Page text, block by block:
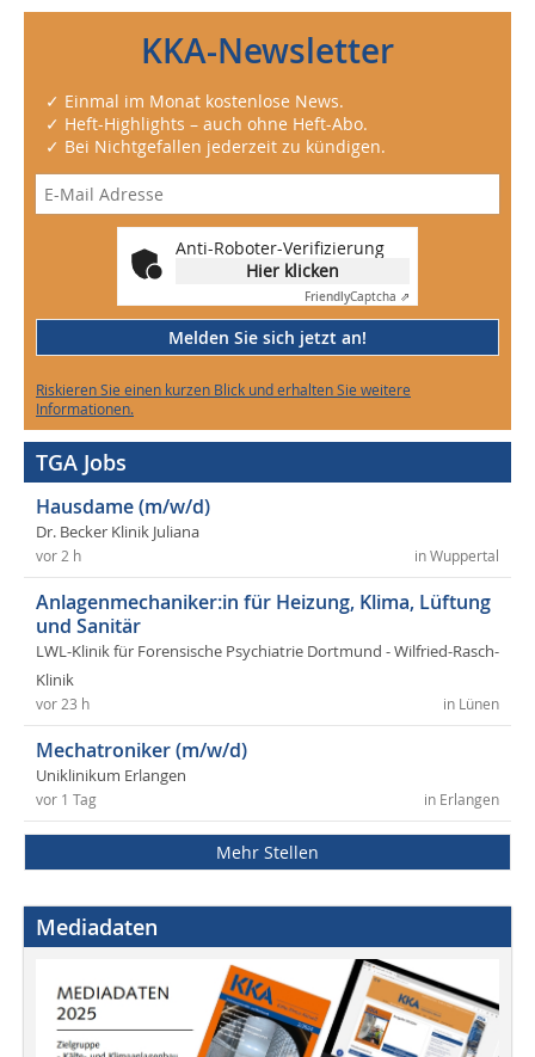
KKA-Newsletter
✓ Einmal im Monat kostenlose News.
✓ Heft-Highlights – auch ohne Heft-Abo.
✓ Bei Nichtgefallen jederzeit zu kündigen.
Anti-Roboter-Verifizierung
Hier klicken
FriendlyCaptcha ⇗
Melden Sie sich jetzt an!
Riskieren Sie einen kurzen Blick und erhalten Sie weitere
Informationen.
TGA Jobs
Hausdame (m/w/d)
Dr. Becker Klinik Juliana
in Wuppertal
vor 2 h
Anlagenmechaniker:in für Heizung, Klima, Lüftung
und Sanitär
LWL-Klinik für Forensische Psychiatrie Dortmund - Wilfried-Rasch-
Klinik
in Lünen
vor 23 h
Mechatroniker (m/w/d)
Uniklinikum Erlangen
in Erlangen
vor 1 Tag
Mehr Stellen
Mediadaten